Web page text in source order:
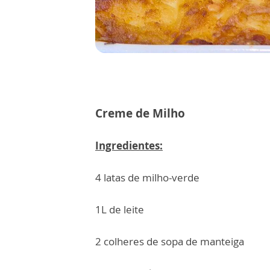
Creme de Milho
Ingredientes:
4 latas de milho-verde
1L de leite
2 colheres de sopa de manteiga